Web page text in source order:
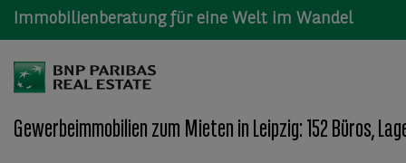
Immobilienberatung für eine Welt im Wandel
Gewerbeimmobilien zum Mieten in Leipzig: 152 Büros,